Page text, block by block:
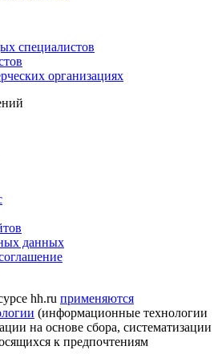
специалистов
организациях
данных
hh.ru применяются
(информационные технологии
на основе сбора, систематизации
к предпочтениям